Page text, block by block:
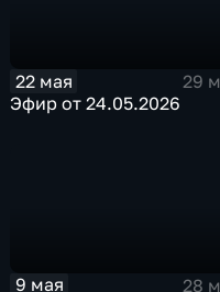
22 мая
29
Эфир от 24.05.2026
9 мая 28